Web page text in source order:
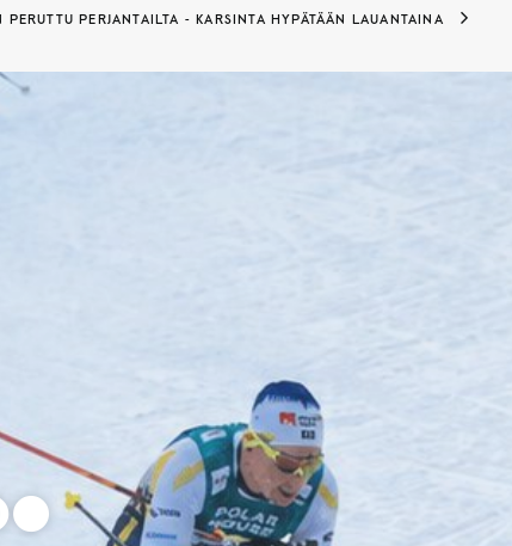
PERJANTAILTA - KARSINTA HYPÄTÄÄN LAUANTAINA